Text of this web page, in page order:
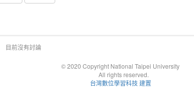
目前沒有討論
© 2020 Copyright National Taipei University
All rights reserved.
台灣數位學習科技 建置